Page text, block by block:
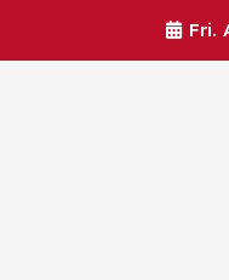
Fri.